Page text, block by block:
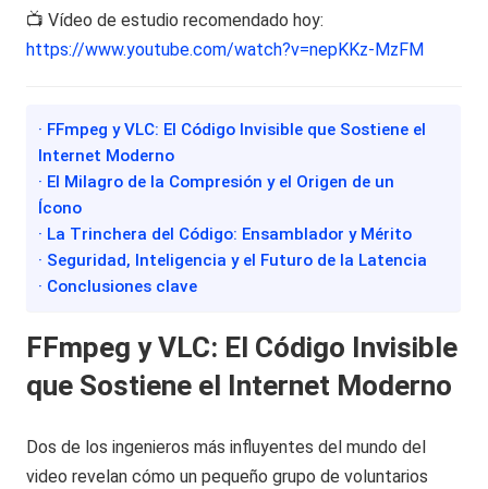
📺 Vídeo de estudio recomendado hoy:
https://www.youtube.com/watch?v=nepKKz-MzFM
· FFmpeg y VLC: El Código Invisible que Sostiene el
Internet Moderno
· El Milagro de la Compresión y el Origen de un
Ícono
· La Trinchera del Código: Ensamblador y Mérito
· Seguridad, Inteligencia y el Futuro de la Latencia
· Conclusiones clave
FFmpeg y VLC: El Código Invisible
que Sostiene el Internet Moderno
Dos de los ingenieros más influyentes del mundo del
video revelan cómo un pequeño grupo de voluntarios